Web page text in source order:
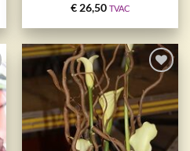
€26,50 TVAC
Ajouter
à la
wishlist